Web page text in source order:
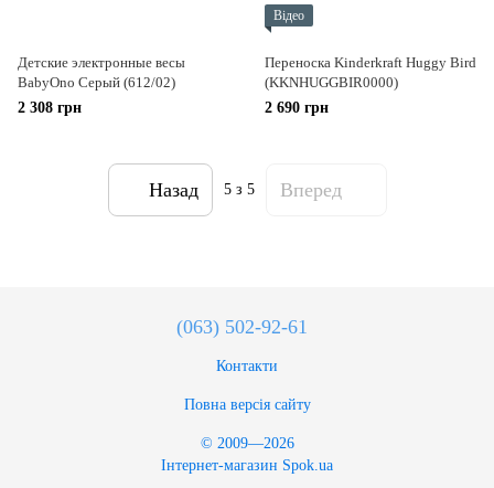
Детские электронные весы
BabyOno Серый (612/02)
2 308 грн
Відео
Переноска Kinderkraft Huggy Bird
(KKNHUGGBIR0000)
2 690 грн
Назад 5з 5 Вперед
(063) 502-92-61
Контакти
Повна версія сайту
© 2009—2026
Інтернет-магазин Spok.ua